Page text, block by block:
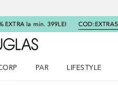
EXTRA la min. 399LEI COD:
Către pagina principală
PAR
LIFESTYLE